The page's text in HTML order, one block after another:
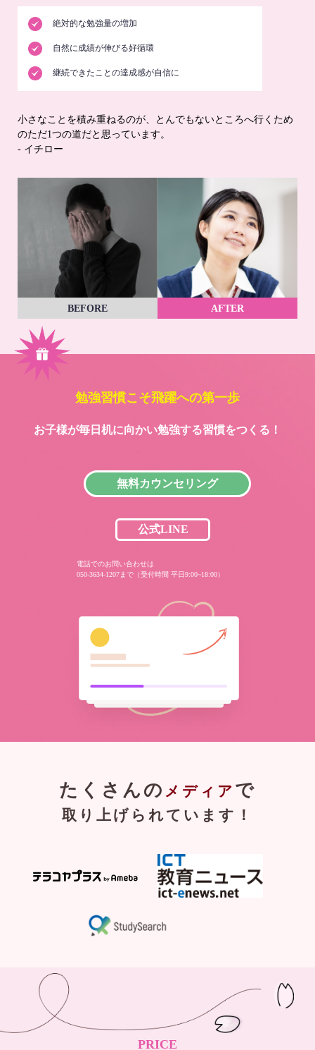
絶対的な勉強量の増加
自然に成績が伸びる好循環
継続できたことの達成感が自信に
小さなことを積み重ねるのが、とんでもないところへ行くため
のただ1つの道だと思っています。
- イチロー
BEFORE AFTER
勉強習慣こそ飛躍への第一歩
お子様が毎日机に向かい勉強する習慣をつくる！
無料カウンセリング
公式LINE
電話でのお問い合わせは
050-3634-1207まで（受付時間 平日9:00~18:00）
たくさんの メディア で
取り上げられています！
PRICE